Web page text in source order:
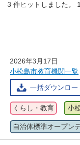
3 件ヒットしました。 1
2026年3月17日
小松島市教育機関一覧
一括ダウンロー
くらし・教育 小
自治体標準オープン